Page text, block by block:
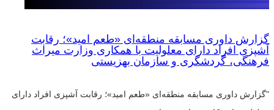
گزارش داوری مسابقه منطقه‌ای «طعم امید»؛ رقابت
آشپزی افراد دارای معلولیت با همکاری وزارت میراث
فرهنگی، گردشگری و سازمان بهزیستی
"گزارش داوری مسابقه منطقه‌ای «طعم امید»؛ رقابت آشپزی افراد دارای